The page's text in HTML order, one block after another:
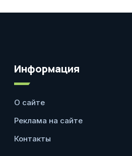
Информация
О сайте
Реклама на сайте
Контакты